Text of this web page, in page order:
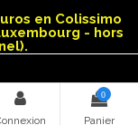
en Colissimo
- hors
0
Panier